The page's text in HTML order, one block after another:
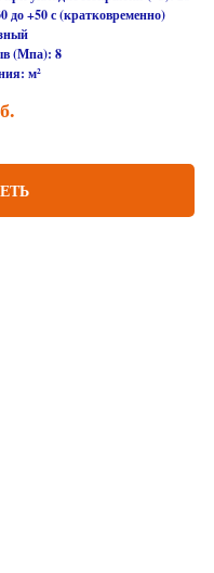
до +50 с (кратковременно)
(Мпа): 8
м²